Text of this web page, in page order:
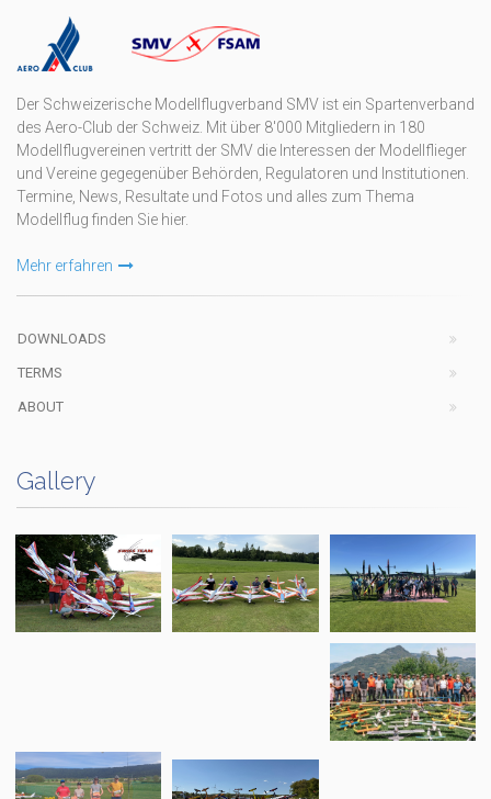
Der Schweizerische Modellflugverband SMV ist ein Spartenverband
des Aero-Club der Schweiz. Mit über 8'000 Mitgliedern in 180
Modellflugvereinen vertritt der SMV die Interessen der Modellflieger
und Vereine gegegenüber Behörden, Regulatoren und Institutionen.
Termine, News, Resultate und Fotos und alles zum Thema
Modellflug finden Sie hier.
Mehr erfahren
DOWNLOADS
TERMS
ABOUT
Gallery